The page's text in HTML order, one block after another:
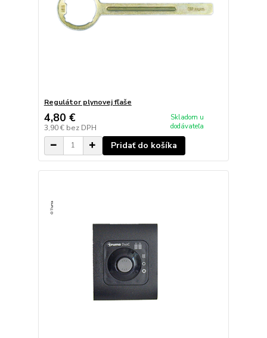
Regulátor plynovej fľaše
4,80 €
3,90 € bez DPH
Skladom u
dodávateľa
Pridať do košíka